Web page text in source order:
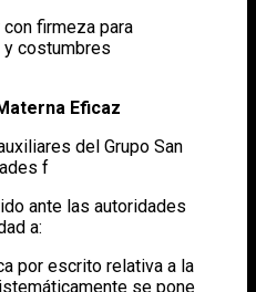
firmeza para
y costumbres
Eficaz
del Grupo San
f
ante las autoridades
a:
por escrito relativa a la
se pone